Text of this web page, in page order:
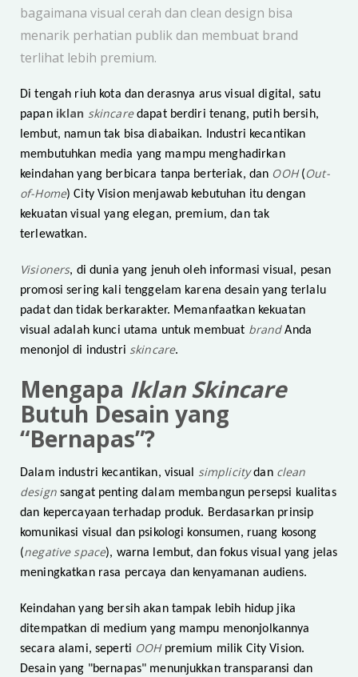
bagaimana visual cerah dan clean design bisa
menarik perhatian publik dan membuat brand
terlihat lebih premium.
Di tengah riuh kota dan derasnya arus visual digital, satu
papan iklan skincaredapat berdiri tenang, putih bersih,
lembut, namun tak bisa diabaikan. Industri kecantikan
membutuhkan media yang mampu menghadirkan
keindahan yang berbicara tanpa berteriak, dan OOH(Out-
of-Home) City Vision menjawab kebutuhan itu dengan
kekuatan visual yang elegan, premium, dan tak
terlewatkan.
Visioners, di dunia yang jenuh oleh informasi visual, pesan
promosi sering kali tenggelam karena desain yang terlalu
padat dan tidak berkarakter. Memanfaatkan kekuatan
visual adalah kunci utama untuk membuat brandAnda
menonjol di industri skincare.
Mengapa Iklan Skincare
Butuh Desain yang
“Bernapas”?
Dalam industri kecantikan, visual simplicitydan clean
designsangat penting dalam membangun persepsi kualitas
dan kepercayaan terhadap produk. Berdasarkan prinsip
komunikasi visual dan psikologi konsumen, ruang kosong
(negative space), warna lembut, dan fokus visual yang jelas
meningkatkan rasa percaya dan kenyamanan audiens.
Keindahan yang bersih akan tampak lebih hidup jika
ditempatkan di medium yang mampu menonjolkannya
secara alami, seperti OOHpremium milik City Vision.
Desain yang "bernapas" menunjukkan transparansi dan